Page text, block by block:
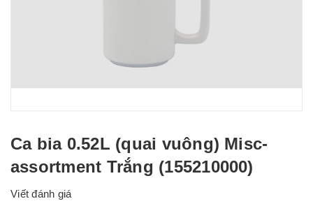
Ca bia 0.52L (quai vuông) Misc-
assortment Trắng (155210000)
Viết đánh giá